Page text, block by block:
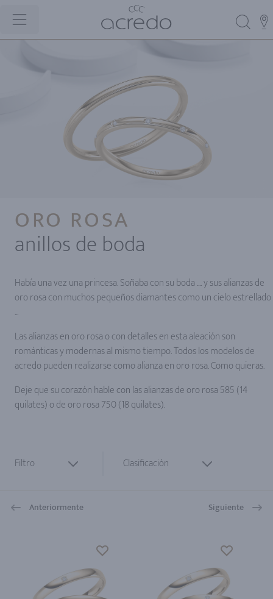
ORO ROSA
anillos de boda
Había una vez una princesa. Soñaba con su boda .... y sus alianzas de
oro rosa con muchos pequeños diamantes como un cielo estrellado
...
Las alianzas en oro rosa o con detalles en esta aleación son
románticas y modernas al mismo tiempo. Todos los modelos de
acredo pueden realizarse como alianza en oro rosa. Como quieras.
Deje que su corazón hable con las alianzas de oro rosa 585 (14
quilates) o de oro rosa 750 (18 quilates).
Filtro Clasificación
Anteriormente Siguiente